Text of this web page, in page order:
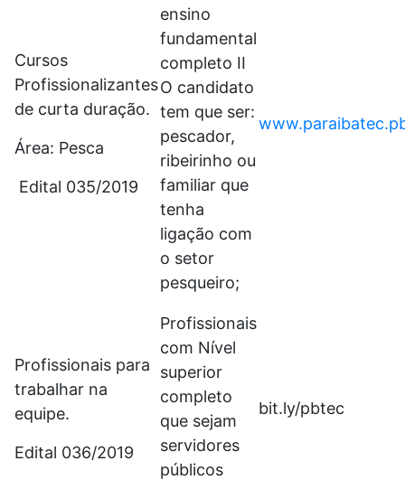
Cursos
Profissionalizantes
de curta duração.
Área: Pesca
Edital 035/2019
ensino
fundamental
completo II
O candidato
tem que ser:
pescador,
ribeirinho ou
familiar que
tenha
ligação com
o setor
pesqueiro;
Profissionais para
trabalhar na
equipe.
Edital 036/2019
Profissionais
com Nível
superior
completo
que sejam
servidores
públicos
bit.ly/pbtec